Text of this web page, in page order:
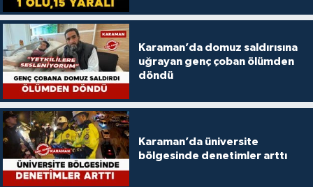
Karaman’da domuz saldırısına
uğrayan genç çoban ölümden
döndü
Karaman’da üniversite
bölgesinde denetimler arttı